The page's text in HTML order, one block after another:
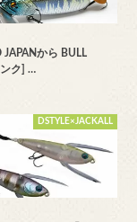
JAPANから BULL
ク] …
DSTYLE×JACKALL